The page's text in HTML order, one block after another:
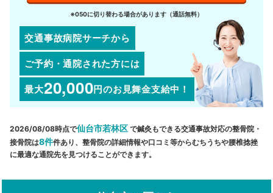
※050に切り替わる場合があります（通話無料）
交通事故病院サーチから
ご予約・通院された方には
最大20,000円のお見舞金支給中！
2026/08/08時点で仙台市若林区 で鍼灸もできる交通事故対応の整骨院・
接骨院は8件件あり、整骨院の詳細情報や口コミ等からむちうちや腰椎捻挫
に最適な通院先を見つけることができます。